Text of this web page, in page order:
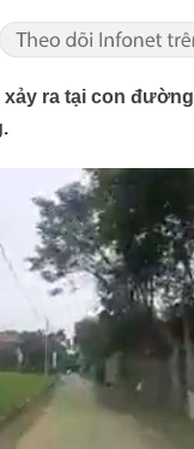
ra tại con